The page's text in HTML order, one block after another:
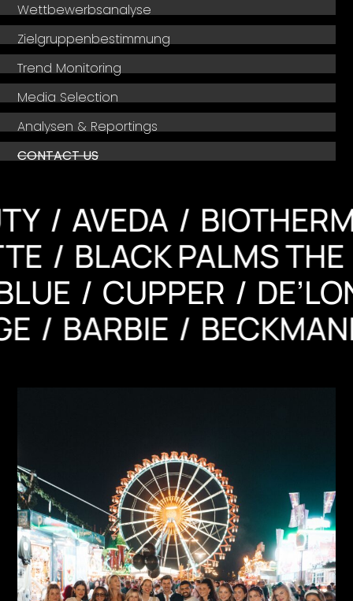
Wettbewerbsanalyse
Zielgruppenbestimmung
Trend Monitoring
Media Selection
Analysen & Reportings
CONTACT US
BIOTHERM
BLACK
CUPPER
DE’LONGHI
BARBIE